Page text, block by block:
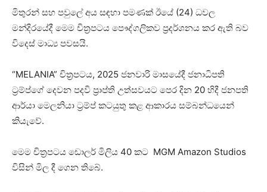
මිතුරන් සහ පවුලේ අය සඳහා පමණක් ඊයේ (24) ධවල
මන්දිරයේදී මෙම චිත්‍රපටය පෞද්ගලිකව ප්‍රදර්ශනය කර ඇති බව
විදෙස් මාධ්‍ය පවසයි.
“MELANIA” චිත්‍රපටය, 2025 ජනවාරි මාසයේදී ජනාධිපති
ට්‍රම්ප්ගේ දෙවන පදවි ප්‍රාප්ති උත්සවයට පෙර දින 20 හිදී ජනපති
ආර්යා මෙලනියා ට්‍රම්ප් කටයුතු කළ ආකාරය සම්බන්ධයෙන්
කියැවේ.
මෙම චිත්‍රපටය ඩොලර් මිලිය 40 කට MGM Amazon Studios
විසින් මිල දී ගෙන තිබේ.